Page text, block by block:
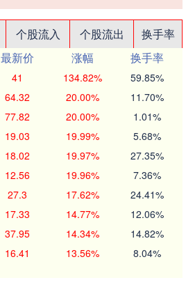
个股流入 个股流出
换手率
最新价 涨幅
换手率
41 134.82% 59.85%
64.32 20.00% 11.70%
77.82 20.00% 1.01%
19.03 19.99% 5.68%
18.02 19.97% 27.35%
12.56 19.96% 7.36%
27.3 17.62% 24.41%
17.33 14.77% 12.06%
37.95 14.34% 14.82%
16.41 13.56% 8.04%